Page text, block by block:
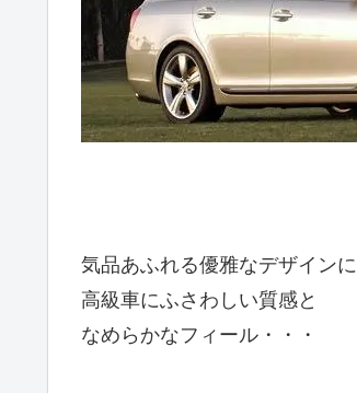
気品あふれる優雅なデザインに
高級車にふさわしい質感と
なめらかなフィール・・・